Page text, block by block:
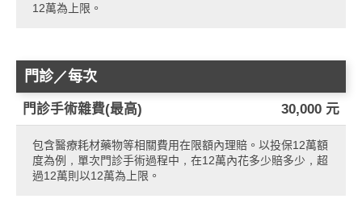
12萬為上限。
門診／每次
門診手術雜費(最高) 30,000 元
包含醫療耗材藥物等相關費用在限額內理賠。以投保12萬額
度為例，單次門診手術過程中，在12萬內花多少賠多少，超
過12萬則以12萬為上限。